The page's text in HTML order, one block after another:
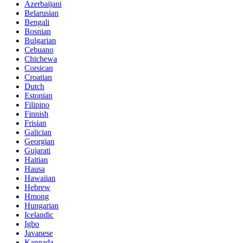
Azerbaijani
Belarusian
Bengali
Bosnian
Bulgarian
Cebuano
Chichewa
Corsican
Croatian
Dutch
Estonian
Filipino
Finnish
Frisian
Galician
Georgian
Gujarati
Haitian
Hausa
Hawaiian
Hebrew
Hmong
Hungarian
Icelandic
Igbo
Javanese